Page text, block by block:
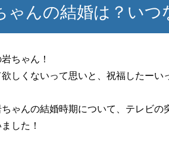
ゃんの結婚は？いつ
岩ちゃん！
しくないって思いと、祝福したー
ゃんの結婚時期について、テレビ
ました！